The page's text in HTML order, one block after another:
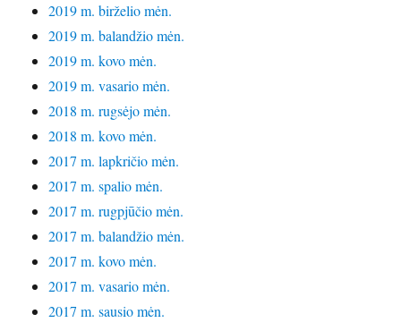
2019 m. birželio mėn.
2019 m. balandžio mėn.
2019 m. kovo mėn.
2019 m. vasario mėn.
2018 m. rugsėjo mėn.
2018 m. kovo mėn.
2017 m. lapkričio mėn.
2017 m. spalio mėn.
2017 m. rugpjūčio mėn.
2017 m. balandžio mėn.
2017 m. kovo mėn.
2017 m. vasario mėn.
2017 m. sausio mėn.